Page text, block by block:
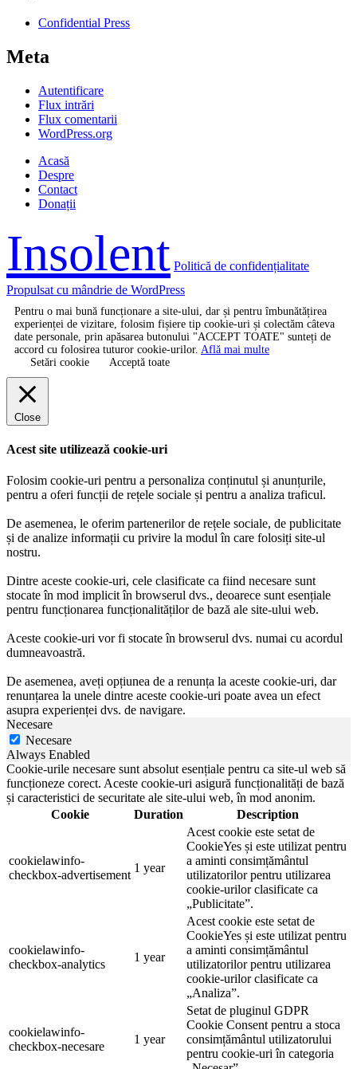
Confidential Press
Meta
Autentificare
Flux intrări
Flux comentarii
WordPress.org
Acasă
Despre
Contact
Donații
Insolent Politică de confidențialitate
Propulsat cu mândrie de WordPress
Pentru o mai bună funcționare a site-ului, dar și pentru îmbunătățirea
experienței de vizitare, folosim fișiere tip cookie-uri și colectăm câteva
date personale, prin apăsarea butonului "ACCEPT TOATE" sunteți de
accord cu folosirea tuturor cookie-urilor. Află mai multe
Setări cookie
Acceptă toate
Close
Acest site utilizează cookie-uri
Folosim cookie-uri pentru a personaliza conținutul și anunțurile,
pentru a oferi funcții de rețele sociale și pentru a analiza traficul.
De asemenea, le oferim partenerilor de rețele sociale, de publicitate
și de analize informații cu privire la modul în care folosiți site-ul
nostru.
Dintre aceste cookie-uri, cele clasificate ca fiind necesare sunt
stocate în mod implicit în browserul dvs., deoarece sunt esențiale
pentru funcționarea funcționalităților de bază ale site-ului web.
Aceste cookie-uri vor fi stocate în browserul dvs. numai cu acordul
dumneavoastră.
De asemenea, aveți opțiunea de a renunța la aceste cookie-uri, dar
renunțarea la unele dintre aceste cookie-uri poate avea un efect
asupra experienței dvs. de navigare.
Necesare
Necesare
Always Enabled
Cookie-urile necesare sunt absolut esențiale pentru ca site-ul web să
funcționeze corect. Aceste cookie-uri asigură funcționalități de bază
și caracteristici de securitate ale site-ului web, în mod anonim.
Cookie
Duration Description
cookielawinfo-
checkbox-advertisement
1 year
Acest cookie este setat de
CookieYes și este utilizat pentru
a aminti consimțământul
utilizatorilor pentru utilizarea
cookie-urilor clasificate ca
„Publicitate”.
cookielawinfo-
checkbox-analytics
1 year
Acest cookie este setat de
CookieYes și este utilizat pentru
a aminti consimțământul
utilizatorilor pentru utilizarea
cookie-urilor clasificate ca
„Analiza”.
cookielawinfo-
checkbox-necesare
1 year
Setat de pluginul GDPR
Cookie Consent pentru a stoca
consimțământul utilizatorului
pentru cookie-uri în categoria